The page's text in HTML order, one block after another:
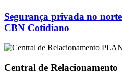
Segurança privada no
CBN Cotidiano
Central de Relacionamento